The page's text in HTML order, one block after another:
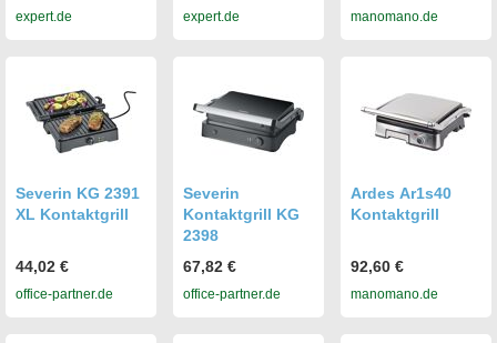
expert.de expert.de manomano.de
Severin KG 2391
XL Kontaktgrill
44,02 €
office-partner.de
Severin
Kontaktgrill KG
2398
67,82 €
office-partner.de
Ardes Ar1s40
Kontaktgrill
92,60 €
manomano.de